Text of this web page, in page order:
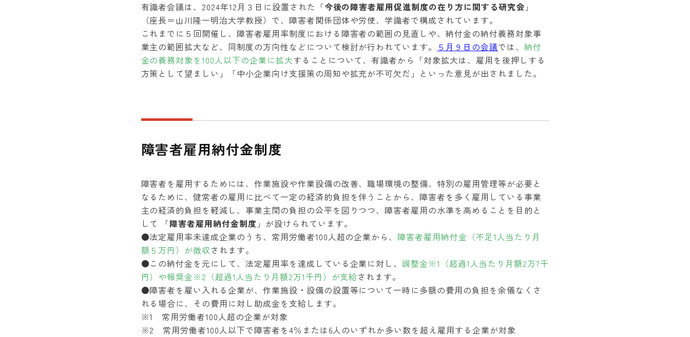
有識者会議は、2024年12月３日に設置された「今後の障害者雇用促進制度の在り方に関する研究会 」
（座長＝山川隆一明治大学教授）で、障害者関係団体や労使、学識者で構成されています。
これまでに５回開催し、障害者雇用率制度における障害者の範囲の見直しや、納付金の納付義務対象事
業主の範囲拡大など、同制度の方向性などについて検討が行われています。
５ 月９日の会議では、 納付
金の義務対象を100人以下の企業に拡大することについて、有識者から「対象拡大は、雇用を後押しする
方策として望ましい」「中小企業向け支援策の周知や拡充が不可欠だ」といった意見が出されました。
障害者雇用納付金制度
障害者を雇用するためには、作業施設や作業設備の改善、職場環境の整備、特別の雇用管理等が必要と
なるために、健常者の雇用に比べて一定の経済的負担を伴うことから、障害者を多く雇用している事業
主の経済的負担を軽減し、事業主間の負担の公平を図りつつ、障害者雇用の水準を高めることを目的と
して 「障害者雇用納付金制度 」が設けられています。
●法定雇用率未達成企業のうち、常用労働者100人超の企業から、 障害者雇用納付金（不足1人当たり月
額５万円）が徴収されます。
●この納付金を元にして、法定雇用率を達成している企業に対し、調整金※1（超過1人当たり月額2万7千
円）や報奨金※2（超過1人当たり月額2万1千円）が支給されます。
●障害者を雇い入れる企業が、作業施設・設備の設置等について一時に多額の費用の負担を余儀なくさ
れる場合に、その費用に対し助成金を支給します。
※1 常用労働者100人超の企業が対象
※2 常用労働者100人以下で障害者を4％または6人のいずれか多い数を超え雇用する企業が対象